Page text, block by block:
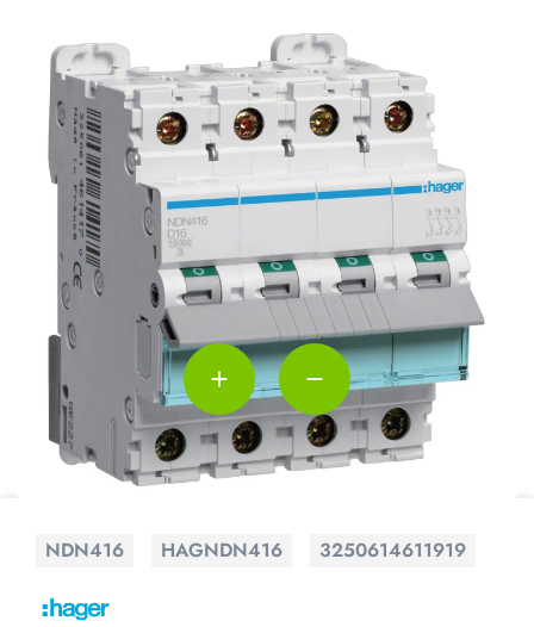
NDN416 HAGNDN416 3250614611919
add remove